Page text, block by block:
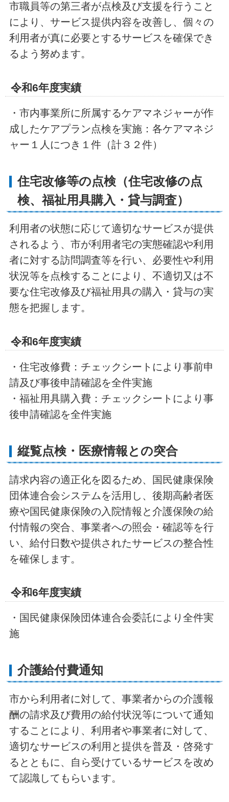
市職員等の第三者が点検及び支援を行うこと
により、サービス提供内容を改善し、個々の
利用者が真に必要とするサービスを確保でき
るよう努めます。
令和6年度実績
・市内事業所に所属するケアマネジャーが作
成したケアプラン点検を実施：各ケアマネジ
ャー１人につき１件（計３２件）
住宅改修等の点検（住宅改修の点
検、福祉用具購入・貸与調査）
利用者の状態に応じて適切なサービスが提供
されるよう、市が利用者宅の実態確認や利用
者に対する訪問調査等を行い、必要性や利用
状況等を点検することにより、不適切又は不
要な住宅改修及び福祉用具の購入・貸与の実
態を把握します。
令和6年度実績
・住宅改修費：チェックシートにより事前申
請及び事後申請確認を全件実施
・福祉用具購入費：チェックシートにより事
後申請確認を全件実施
縦覧点検・医療情報との突合
請求内容の適正化を図るため、国民健康保険
団体連合会システムを活用し、後期高齢者医
療や国民健康保険の入院情報と介護保険の給
付情報の突合、事業者への照会・確認等を行
い、給付日数や提供されたサービスの整合性
を確保します。
令和6年度実績
・国民健康保険団体連合会委託により全件実
施
介護給付費通知
市から利用者に対して、事業者からの介護報
酬の請求及び費用の給付状況等について通知
することにより、利用者や事業者に対して、
適切なサービスの利用と提供を普及・啓発す
るとともに、自ら受けているサービスを改め
て認識してもらいます。